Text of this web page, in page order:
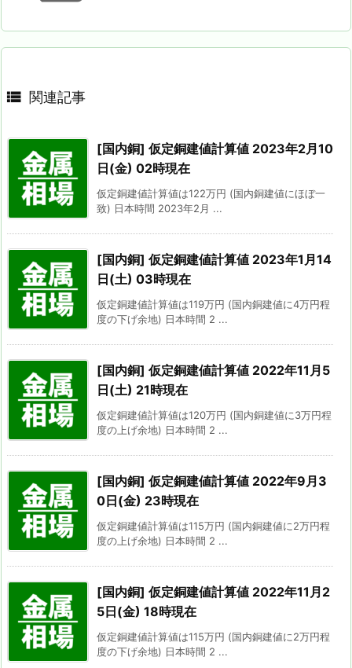
 関連記事
[国内銅] 仮定銅建値計算値 2023年2月10
日(金) 02時現在
仮定銅建値計算値は122万円 (国内銅建値にほぼ一
致) 日本時間 2023年2月 ...
[国内銅] 仮定銅建値計算値 2023年1月14
日(土) 03時現在
仮定銅建値計算値は119万円 (国内銅建値に4万円程
度の下げ余地) 日本時間 2 ...
[国内銅] 仮定銅建値計算値 2022年11月5
日(土) 21時現在
仮定銅建値計算値は120万円 (国内銅建値に3万円程
度の上げ余地) 日本時間 2 ...
[国内銅] 仮定銅建値計算値 2022年9月3
0日(金) 23時現在
仮定銅建値計算値は115万円 (国内銅建値に2万円程
度の上げ余地) 日本時間 2 ...
[国内銅] 仮定銅建値計算値 2022年11月2
5日(金) 18時現在
仮定銅建値計算値は115万円 (国内銅建値に2万円程
度の下げ余地) 日本時間 2 ...